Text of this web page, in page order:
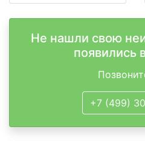
Не нашли свою
появились
+7 (499)